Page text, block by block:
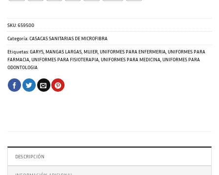
SKU:659500
Categoría:CASACAS SANITARIAS DE MICROFIBRA
Etiquetas:GARYS MANGAS LARGAS MUJER UNIFORMES PARA ENFERMERIA UNIFORMES PARA
FARMACIA UNIFORMES PARA FISIOTERAPIA UNIFORMES PARA MEDICINA UNIFORMES PARA
ODONTOLOGIA
DESCRIPCIÓN